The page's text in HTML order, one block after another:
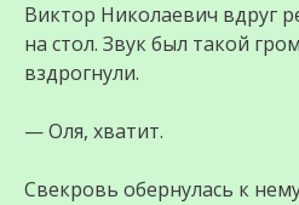
Виктор Николаевич вдруг
на стол. Звук был такой
вздрогнули.
— Оля, хватит.
Свекровь обернулась к